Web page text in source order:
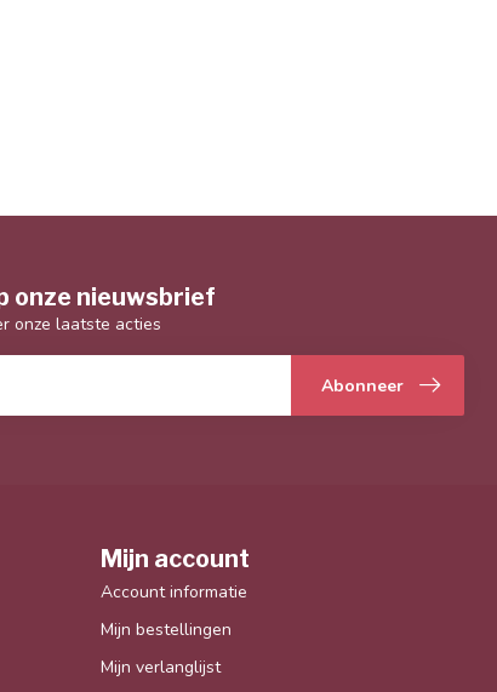
onze nieuwsbrief
onze laatste acties
Abonneer
Mijn account
Account informatie
Mijn bestellingen
Mijn verlanglijst